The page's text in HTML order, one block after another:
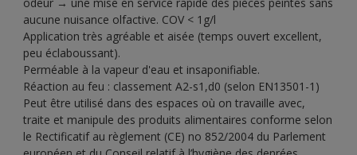
aucune nuisance olfactive. COV < 1g/l
Application très agréable et aisée (temps ouvert excellent,
peu éclaboussant).
Perméable à la vapeur d'eau et insaponifiable.
Réaction au feu : classement A2-s1,d0 (selon EN13501-1)
Peut être utilisé dans des espaces où on travaille avec,
traite et manipule des produits alimentaires conforme selon
le Rectificatif au règlement (CE) no 852/2004 du Parlement